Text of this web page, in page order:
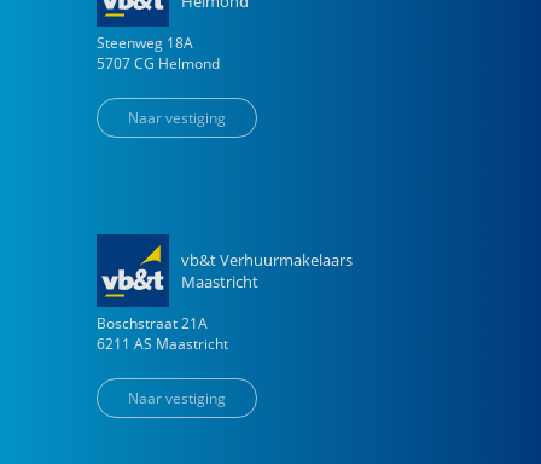
Steenweg 18A
5707 CG Helmond
Naar vestiging
vb&t Verhuurmakelaars
Maastricht
Boschstraat 21A
6211 AS Maastricht
Naar vestiging